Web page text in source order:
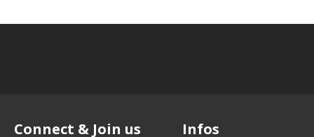
Connect & Join us Infos